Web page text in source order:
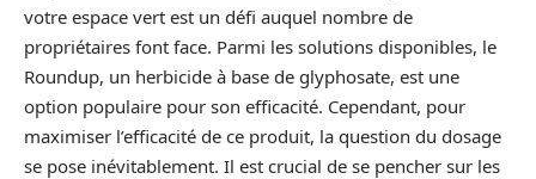
votre espace vert est un défi auquel nombre de
propriétaires font face. Parmi les solutions disponibles, le
Roundup, un herbicide à base de glyphosate, est une
option populaire pour son efficacité. Cependant, pour
maximiser l’efficacité de ce produit, la question du dosage
se pose inévitablement. Il est crucial de se pencher sur les